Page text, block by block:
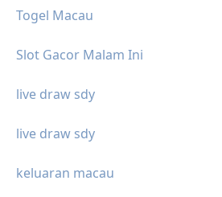
Togel Macau
Slot Gacor Malam Ini
live draw sdy
live draw sdy
keluaran macau